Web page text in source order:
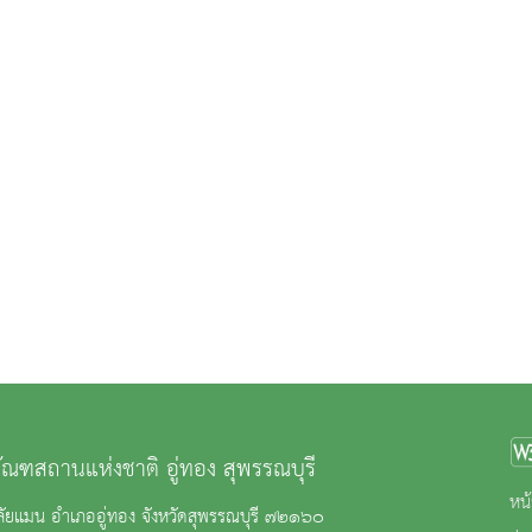
ฑสถานแห่งชาติ อู่ทอง สุพรรณบุรี
แมน อำเภออู่ทอง จังหวัดสุพรรณบุรี ๗๒๑๖๐
ห